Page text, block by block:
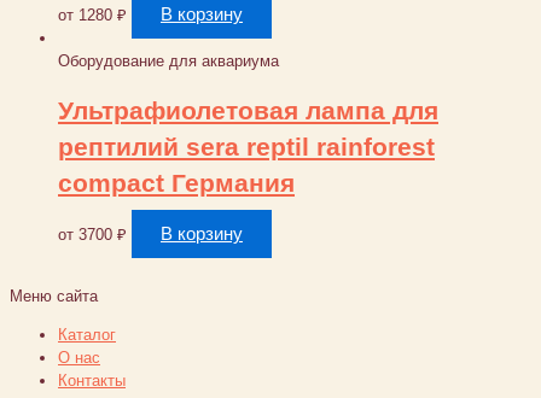
от 1280 ₽ В корзину
Оборудование для аквариума
Ультрафиолетовая лампа для
рептилий sera reptil rainforest
compact Германия
от 3700 ₽ В корзину
Меню сайта
Каталог
О нас
Контакты